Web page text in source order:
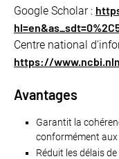
Google Scholar :
Centre national
https://
Avantages
Garantit la
conformément aux
Réduit les délais